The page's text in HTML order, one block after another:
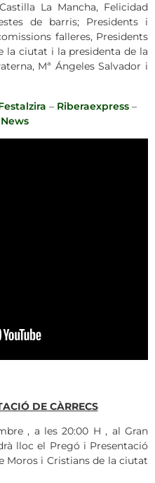
La Mancha, Felicidad
de barris; Presidents i
falleres, Presidents
la ciutat i la presidenta de la
Mª Ángeles Salvador i
– Riberaexpress–
DE CÀRRECS
, a les 20:00 H , al Gran
lloc el Pregó i Presentació
Moros i Cristians de la ciutat